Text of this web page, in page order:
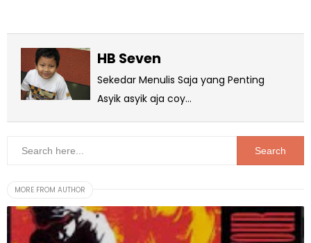
HB Seven
Sekedar Menulis Saja yang Penting
Asyik asyik aja coy...
MORE FROM AUTHOR